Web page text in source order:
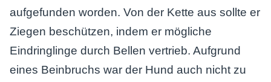
aufgefunden worden. Von der Kette aus sollte er
Ziegen beschützen, indem er mögliche
Eindringlinge durch Bellen vertrieb. Aufgrund
eines Beinbruchs war der Hund auch nicht zu